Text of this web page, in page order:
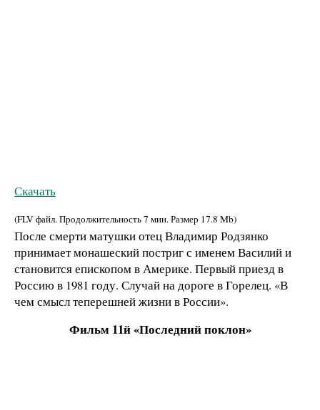
Скачать
(FLV файл. Продолжительность7 мин. Размер 17.8 Mb)
После смерти матушки отец Владимир Родзянко
принимает монашеский постриг с именем Василий и
становится епископом в Америке. Первый приезд в
Россию в 1981 году. Случай на дороге в Горелец. «В
чем смысл теперешней жизни в России».
Фильм 11й «Последний поклон»